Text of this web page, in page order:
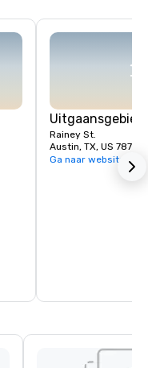
Rainey St.
Austin, TX, US 78701
Ga naar website